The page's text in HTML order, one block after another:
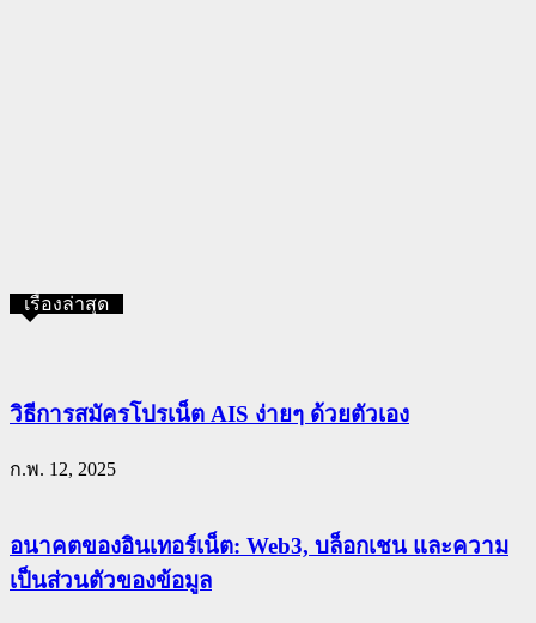
เรื่องล่าสุด
วิธีการสมัครโปรเน็ต AIS ง่ายๆ ด้วยตัวเอง
ก.พ. 12, 2025
อนาคตของอินเทอร์เน็ต: Web3, บล็อกเชน และความ
เป็นส่วนตัวของข้อมูล